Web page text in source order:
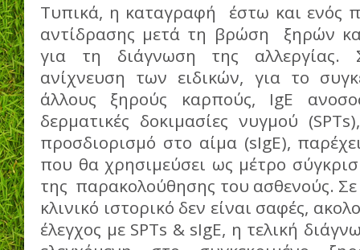
Τυπικά, η καταγραφή έστω και ενός
αντίδρασης μετά τη βρώση ξηρών
για τη διάγνωση της αλλεργίας.
ανίχνευση των ειδικών, για το
άλλους ξηρούς καρπούς, IgE
δερματικές δοκιμασίες νυγμού
προσδιορισμό στο αίμα (sIgE),
που θα χρησιμεύσει ως μέτρο
της παρακολούθησης του ασθενούς.
κλινικό ιστορικό δεν είναι σαφές,
έλεγχος με SPTs & sIgE, η τελική